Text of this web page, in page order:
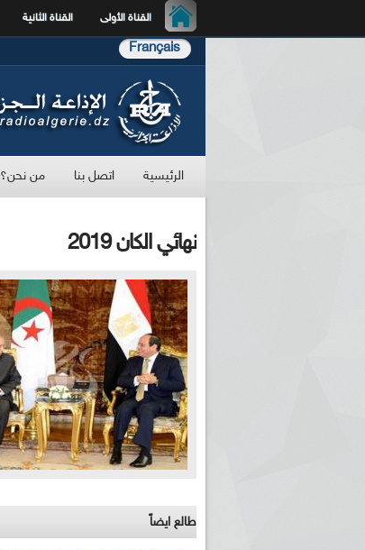
القناة الأولى القناة الثانية
Français
الرئيسية اتصل بنا من نحن؟
نهائي الكان 2019
طالع ايضاً